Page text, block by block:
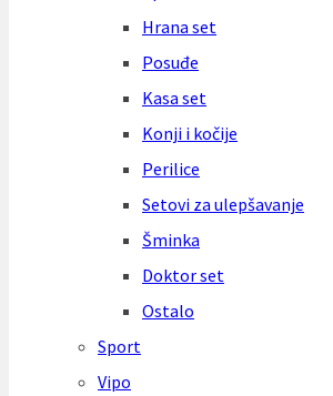
Hrana set
Posuđe
Kasa set
Konji i kočije
Perilice
Setovi za ulepšavanje
Šminka
Doktor set
Ostalo
Sport
Vipo